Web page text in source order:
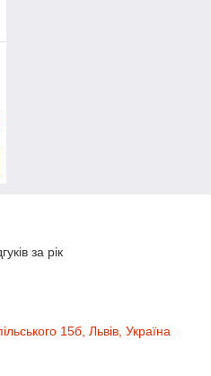
за рік
15б, Львів, Україна